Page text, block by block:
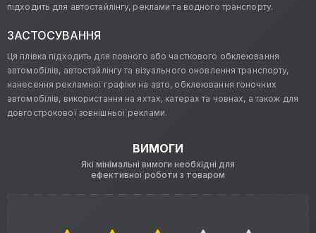
підходить для автостайлінгу, реклами та водного транспорту.
ЗАСТОСУВАННЯ
Ця плівка підходить для повного або часткового обклеювання
автомобілів, автостайлінгу та візуального оновлення транспорту,
нанесення рекламної графіки на авто, обклеювання гоночних
автомобілів, використання на яхтах, катерах та човнах, а також для
довгострокової зовнішньої реклами.
ВИМОГИ
Які мінімальні вимоги необхідні для
ефективної роботи з товаром